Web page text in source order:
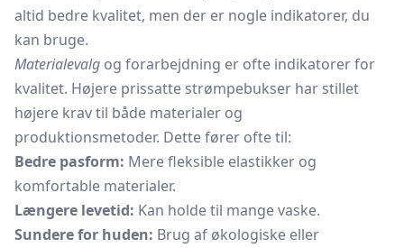
altid bedre kvalitet, men der er nogle indikatorer, du
kan bruge.
Materialevalg og forarbejdning er ofte indikatorer for
kvalitet. Højere prissatte strømpebukser har stillet
højere krav til både materialer og
produktionsmetoder. Dette fører ofte til:
Bedre pasform: Mere fleksible elastikker og
komfortable materialer.
Længere levetid: Kan holde til mange vaske.
Sundere for huden: Brug af økologiske eller